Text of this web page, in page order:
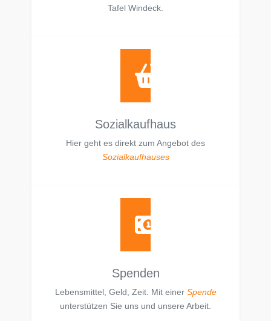
Tafel Windeck.
Sozialkaufhaus
Hier geht es direkt zum Angebot des
Sozialkaufhauses
Spenden
Lebensmittel, Geld, Zeit. Mit einer Spende
unterstützen Sie uns und unsere Arbeit.